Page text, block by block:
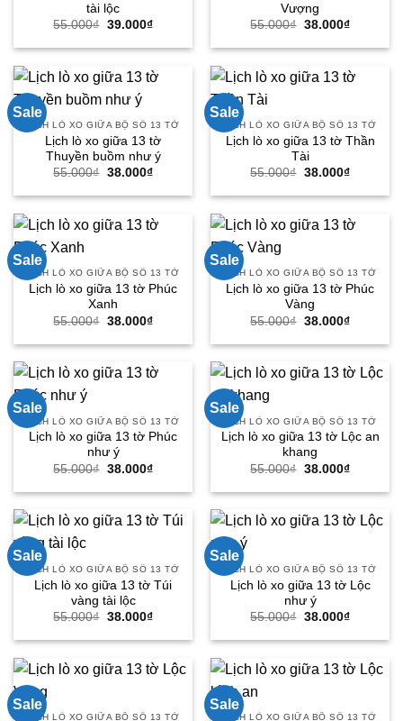
tài lộc
55.000₫ Giá
là:
39.000₫Giá
tại
39.000₫.
Vượng
55.000₫ Giá
là:
38.000₫Giá
tại
38.000₫.
Sale
LỊCH LÒ XO GIỮA BỘ SỐ 13 TỜ
Lịch lò xo giữa 13 tờ
Thuyền buồm như ý
55.000₫ Giá
là:
38.000₫Giá
tại
38.000₫.
Sale
LỊCH LÒ XO GIỮA BỘ SỐ 13 TỜ
Lịch lò xo giữa 13 tờ Thần
Tài
55.000₫ Giá
là:
38.000₫Giá
tại
38.000₫.
Sale
LỊCH LÒ XO GIỮA BỘ SỐ 13 TỜ
Lịch lò xo giữa 13 tờ Phúc
Xanh
55.000₫ Giá
là:
38.000₫Giá
tại
38.000₫.
Sale
LỊCH LÒ XO GIỮA BỘ SỐ 13 TỜ
Lịch lò xo giữa 13 tờ Phúc
Vàng
55.000₫ Giá
là:
38.000₫Giá
tại
38.000₫.
Sale
LỊCH LÒ XO GIỮA BỘ SỐ 13 TỜ
Lịch lò xo giữa 13 tờ Phúc
như ý
55.000₫ Giá
là:
38.000₫Giá
tại
38.000₫.
Sale
LỊCH LÒ XO GIỮA BỘ SỐ 13 TỜ
Lịch lò xo giữa 13 tờ Lộc an
khang
55.000₫ Giá
là:
38.000₫Giá
tại
38.000₫.
Sale
LỊCH LÒ XO GIỮA BỘ SỐ 13 TỜ
Lịch lò xo giữa 13 tờ Túi
vàng tài lộc
55.000₫ Giá
là:
38.000₫Giá
tại
38.000₫.
Sale
LỊCH LÒ XO GIỮA BỘ SỐ 13 TỜ
Lịch lò xo giữa 13 tờ Lộc
như ý
55.000₫ Giá
là:
38.000₫Giá
tại
38.000₫.
Sale
LỊCH LÒ XO GIỮA BỘ SỐ 13 TỜ
Sale
LỊCH LÒ XO GIỮA BỘ SỐ 13 TỜ